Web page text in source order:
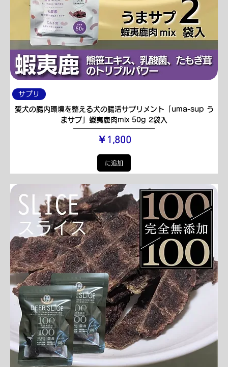
サプリ
愛犬の腸内環境を整える犬の腸活サプリメント「uma-sup う
まサプ」蝦夷鹿肉mix 50g 2袋入
価格
￥1,800
に追加